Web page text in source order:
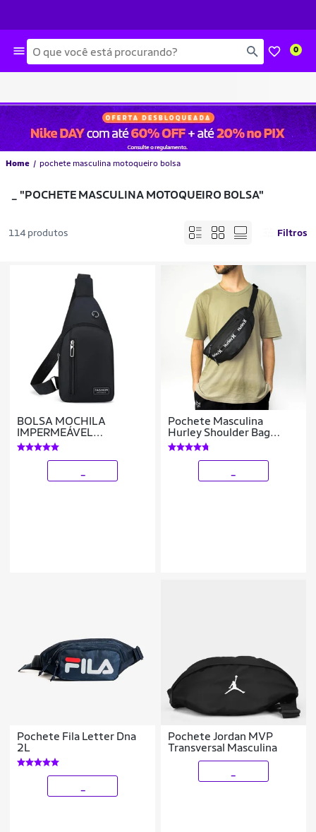
Busca 0
Home pochete masculina motoqueiro bolsa
"POCHETE MASCULINA MOTOQUEIRO BOLSA"
114 produtos Filtros
BOLSA MOCHILA
IMPERMEÁVEL
TRANSVERSAL
CROSSBODY POCHETE
DE PEITO PORTÁTIL ALÇA
ÚNICA AJUSTÁVEL
Pochete Masculina
Hurley Shoulder Bag
Reforçada 7 Litros
Pochete Fila Letter Dna
2L
Pochete Jordan MVP
Transversal Masculina